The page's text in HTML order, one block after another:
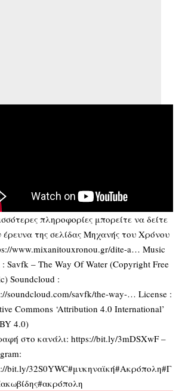
πληροφορίες μπορείτε να δείτε
έρευνα της σελίδας Μηχανής του Χρόνου
www.mixanitouxronou.gr/dite-a… Music
Savfk – The Way Of Water (Copyright Free
Soundcloud :
soundcloud.com/savfk/the-way-… License :
Commons ‘Attribution 4.0 International’
4.0)
στο κανάλι: https://bit.ly/3mDSXwF–
bit.ly/32S0YWC#μυκηναϊκή#Ακρόπολη#Γ